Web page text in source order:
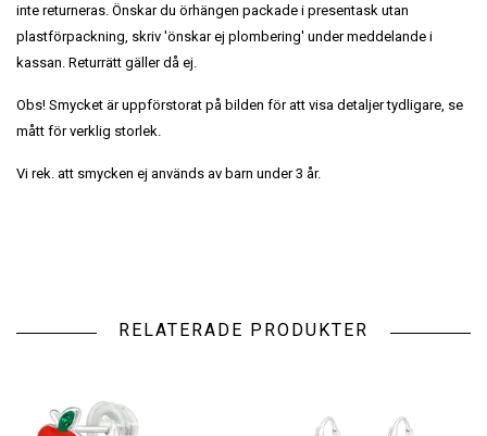
inte returneras. Önskar du örhängen packade i presentask utan
plastförpackning, skriv 'önskar ej plombering' under meddelande i
kassan. Returrätt gäller då ej.
Obs! Smycket är uppförstorat på bilden för att visa detaljer tydligare, se
mått för verklig storlek.
Vi rek. att smycken ej används av barn under 3 år.
RELATERADE PRODUKTER